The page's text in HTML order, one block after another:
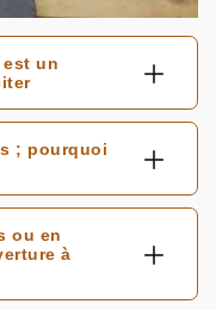
est un
; pourquoi
ou en
à